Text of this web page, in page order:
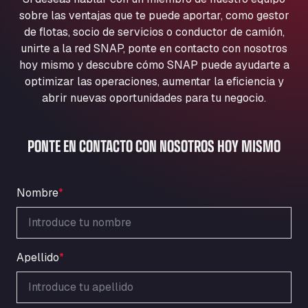
Aqua Ariva GmbH
Marie-Curie-Straße 24, 68219
Aral Autohof Bockel
An der Autobahn 1, 27404
ARAL Autohof Bockenem
Oppelner Str. 1, 31167
Nellinger Str. 24, 89188
ARAL Autohof Preis
ARAL Tankstelle - XXL Truckwash.de
GmbH
Obernburger Str. 127, 63811
Ardleigh South Services
a120 westbound, CO77SL
Area 47 Hermanos Rico
Autovia A4 km 47, 28300
sobre las ventajas que te puede aportar, como gestor
de flotas, socio de servicios o conductor de camión,
unirte a la red SNAP, ponte en contacto con nosotros
hoy mismo y descubre cómo SNAP puede ayudarte a
optimizar las operaciones, aumentar la eficiencia y
abrir nuevas oportunidades para tu negocio.
PONTE EN CONTACTO CON NOSOTROS HOY MISMO
Nombre*
Apellido*